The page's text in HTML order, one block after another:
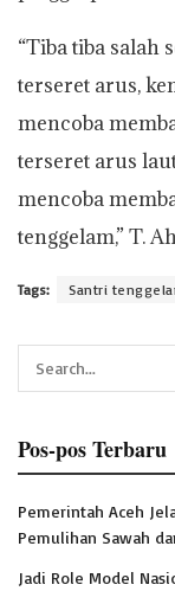
“Tiba tiba salah
terseret arus,
mencoba
terseret arus
mencoba
tenggelam,” T.
Tags: Santri
Pos-pos Terbaru
Pemerintah Aceh
Pemulihan Sawah
Jadi Role Model